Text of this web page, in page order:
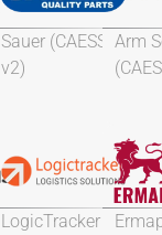
Sauer (CAESSAT
v2)
Arm
LogicTracker